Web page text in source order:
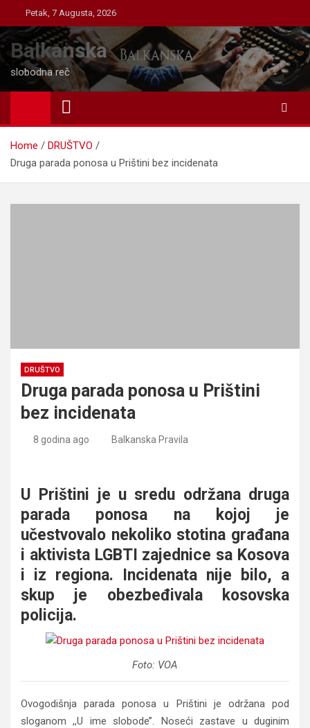
to
content
Petak, 7 Augusta, 2026
Balkanska
slobodna reč
Home
DRUŠTVO
Druga parada ponosa u Prištini bez incidenata
DRUŠTVO
Druga parada ponosa u Prištini
bez incidenata
8 godina ago Balkanska Pravila
U Prištini je u sredu održana druga
parada ponosa na kojoj je
učestvovalo nekoliko stotina građana
i aktivista LGBTI zajednice sa Kosova
i iz regiona. Incidenata nije bilo, a
skup je obezbeđivala kosovska
policija.
Foto: VOA
Ovogodišnja parada ponosa u Prištini je održana pod
sloganom ,,U ime slobode’’. Noseći zastave u duginim